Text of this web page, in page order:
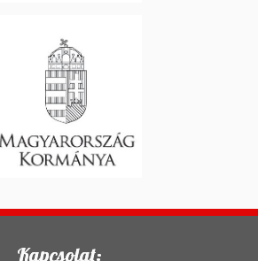
Kapcsolat: